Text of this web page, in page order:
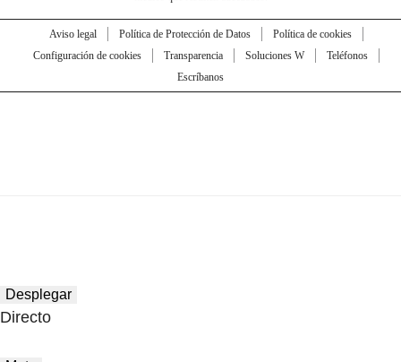
Aviso legal Política de Protección de Datos
Política de cookies
Configuración de cookies
Transparencia Soluciones W
Teléfonos
Escríbanos
Desplegar
Directo